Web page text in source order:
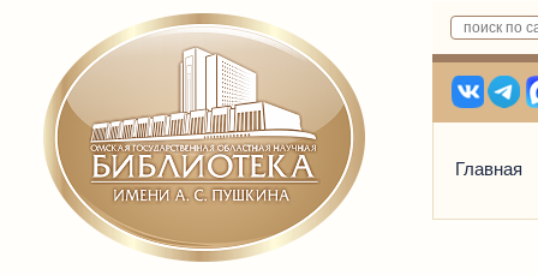
Главная